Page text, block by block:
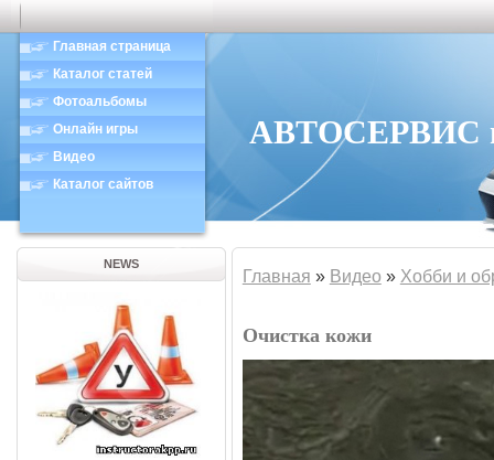
Главная страница
Каталог статей
Фотоальбомы
Онлайн игры
Видео
Каталог сайтов
АВТОСЕРВИС в
NEWS
Главная » Видео » Хобби и
Очистка кожи